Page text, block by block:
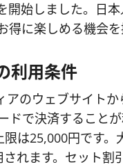
始しました。日
に楽しめる機会を
利用条件
のウェブサイト
で決済すること
は25,000円です
れます。セット割